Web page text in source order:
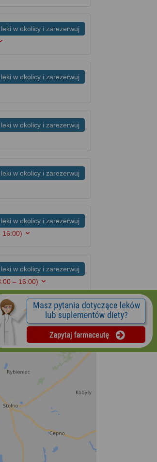
w okolicy i zarezerwuj
w okolicy i zarezerwuj
w okolicy i zarezerwuj
w okolicy i zarezerwuj
w okolicy i zarezerwuj
16:00)
w okolicy i zarezerwuj
– 16:00)